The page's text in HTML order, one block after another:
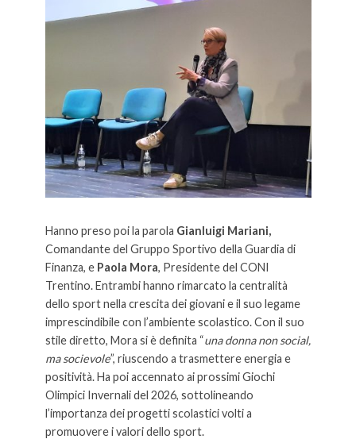
Hanno preso poi la parola Gianluigi Mariani,
Comandante del Gruppo Sportivo della Guardia di
Finanza, e Paola Mora, Presidente del CONI
Trentino. Entrambi hanno rimarcato la centralità
dello sport nella crescita dei giovani e il suo legame
imprescindibile con l’ambiente scolastico. Con il suo
stile diretto, Mora si è definita “una donna non social,
ma socievole”, riuscendo a trasmettere energia e
positività. Ha poi accennato ai prossimi Giochi
Olimpici Invernali del 2026, sottolineando
l’importanza dei progetti scolastici volti a
promuovere i valori dello sport.